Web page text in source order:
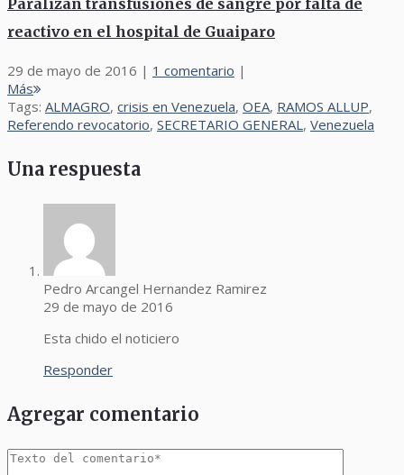
Paralizan transfusiones de sangre por falta de
reactivo en el hospital de Guaiparo
29 de mayo de 2016 | 1 comentario |
Más
Tags: ALMAGRO, crisis en Venezuela, OEA, RAMOS ALLUP,
Referendo revocatorio, SECRETARIO GENERAL, Venezuela
Una respuesta
Pedro Arcangel Hernandez Ramirez
29 de mayo de 2016
Esta chido el noticiero
Responder
Agregar comentario